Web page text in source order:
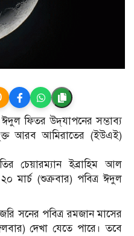
ফিতর উদ্‌যাপনের সম্ভাব্য
আরব আমিরাতের (ইউএই)
চেয়ারম্যান ইব্রাহিম আল
মার্চ (শুক্রবার) পবিত্র ঈদুল
সনের পবিত্র রমজান মাসের
দেখা যেতে পারে। তবে